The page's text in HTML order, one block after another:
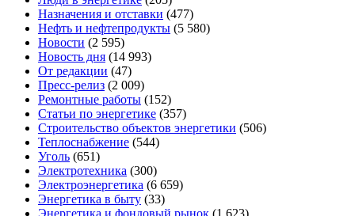
Назначения и отставки (477)
Нефть и нефтепродукты (5 580)
Новости (2 595)
Новость дня (14 993)
От редакции (47)
Пресс-релиз (2 009)
Ремонтные работы (152)
Статьи по энергетике (357)
Строительство объектов энергетики (506)
Теплоснабжение (544)
Уголь (651)
Электротехника (300)
Электроэнергетика (6 659)
Энергетика в быту (33)
Энергетика и фондовый рынок (1 623)